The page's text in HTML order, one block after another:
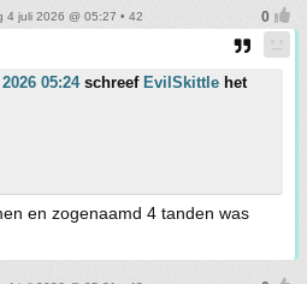
4 juli 2026 @ 05:27 • 42
05:24schreef EvilSkittle het
en zogenaamd 4 tanden was